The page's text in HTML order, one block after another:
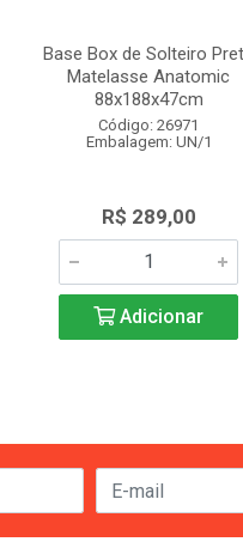
Base Box de Solteiro
Matelasse Anatomic
88x188x47cm
Código: 26971
Embalagem: UN/1
R$ 289,00
Adicionar